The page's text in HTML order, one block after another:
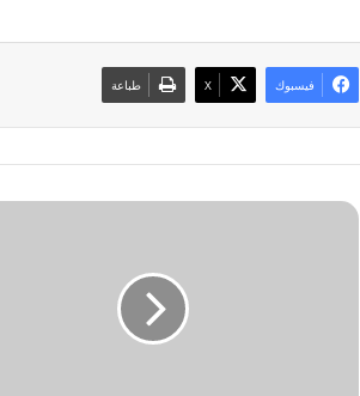
فيسبوك ‫X طباعة
ا